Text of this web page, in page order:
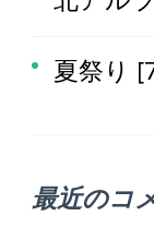
夏祭り
最近のコ